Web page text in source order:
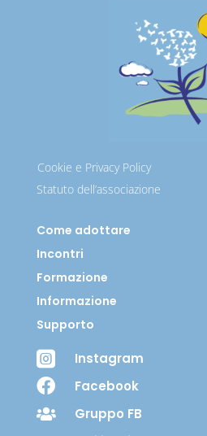
Cookie e Privacy Policy
Statuto dell’associazione
Come adottare
Incontri
Formazione
Informazione
Supporto
 Instagram
 Facebook
 Gruppo FB